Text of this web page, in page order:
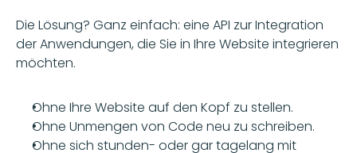
Die Lösung? Ganz einfach: eine API zur Integration
der Anwendungen, die Sie in Ihre Website integrieren
möchten.
Ohne Ihre Website auf den Kopf zu stellen.
Ohne Unmengen von Code neu zu schreiben.
Ohne sich stunden- oder gar tagelang mit